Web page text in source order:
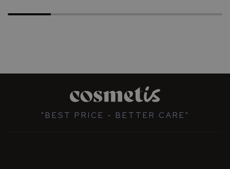
"BEST PRICE - BETTER CARE"